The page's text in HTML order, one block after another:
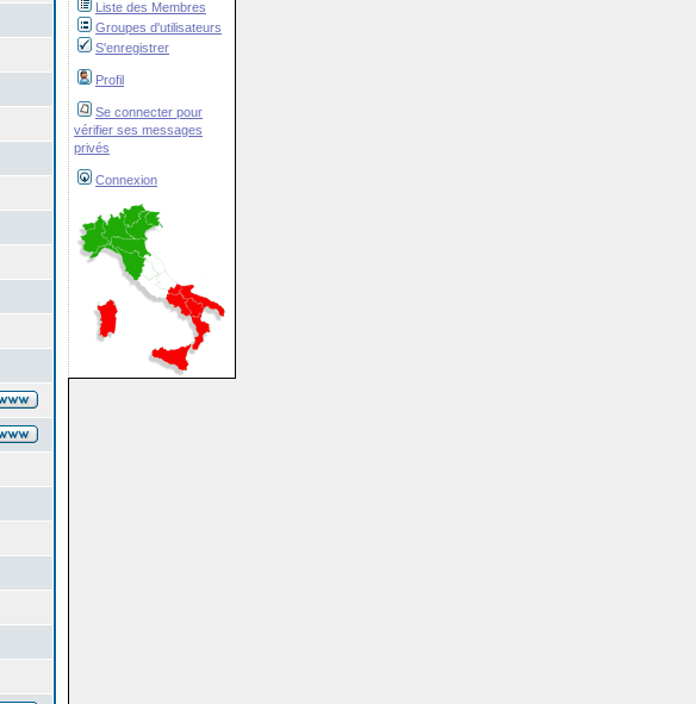
Liste des Membres
Groupes d'utilisateurs
S'enregistrer
Profil
Se connecter pour
vérifier ses messages
privés
Connexion